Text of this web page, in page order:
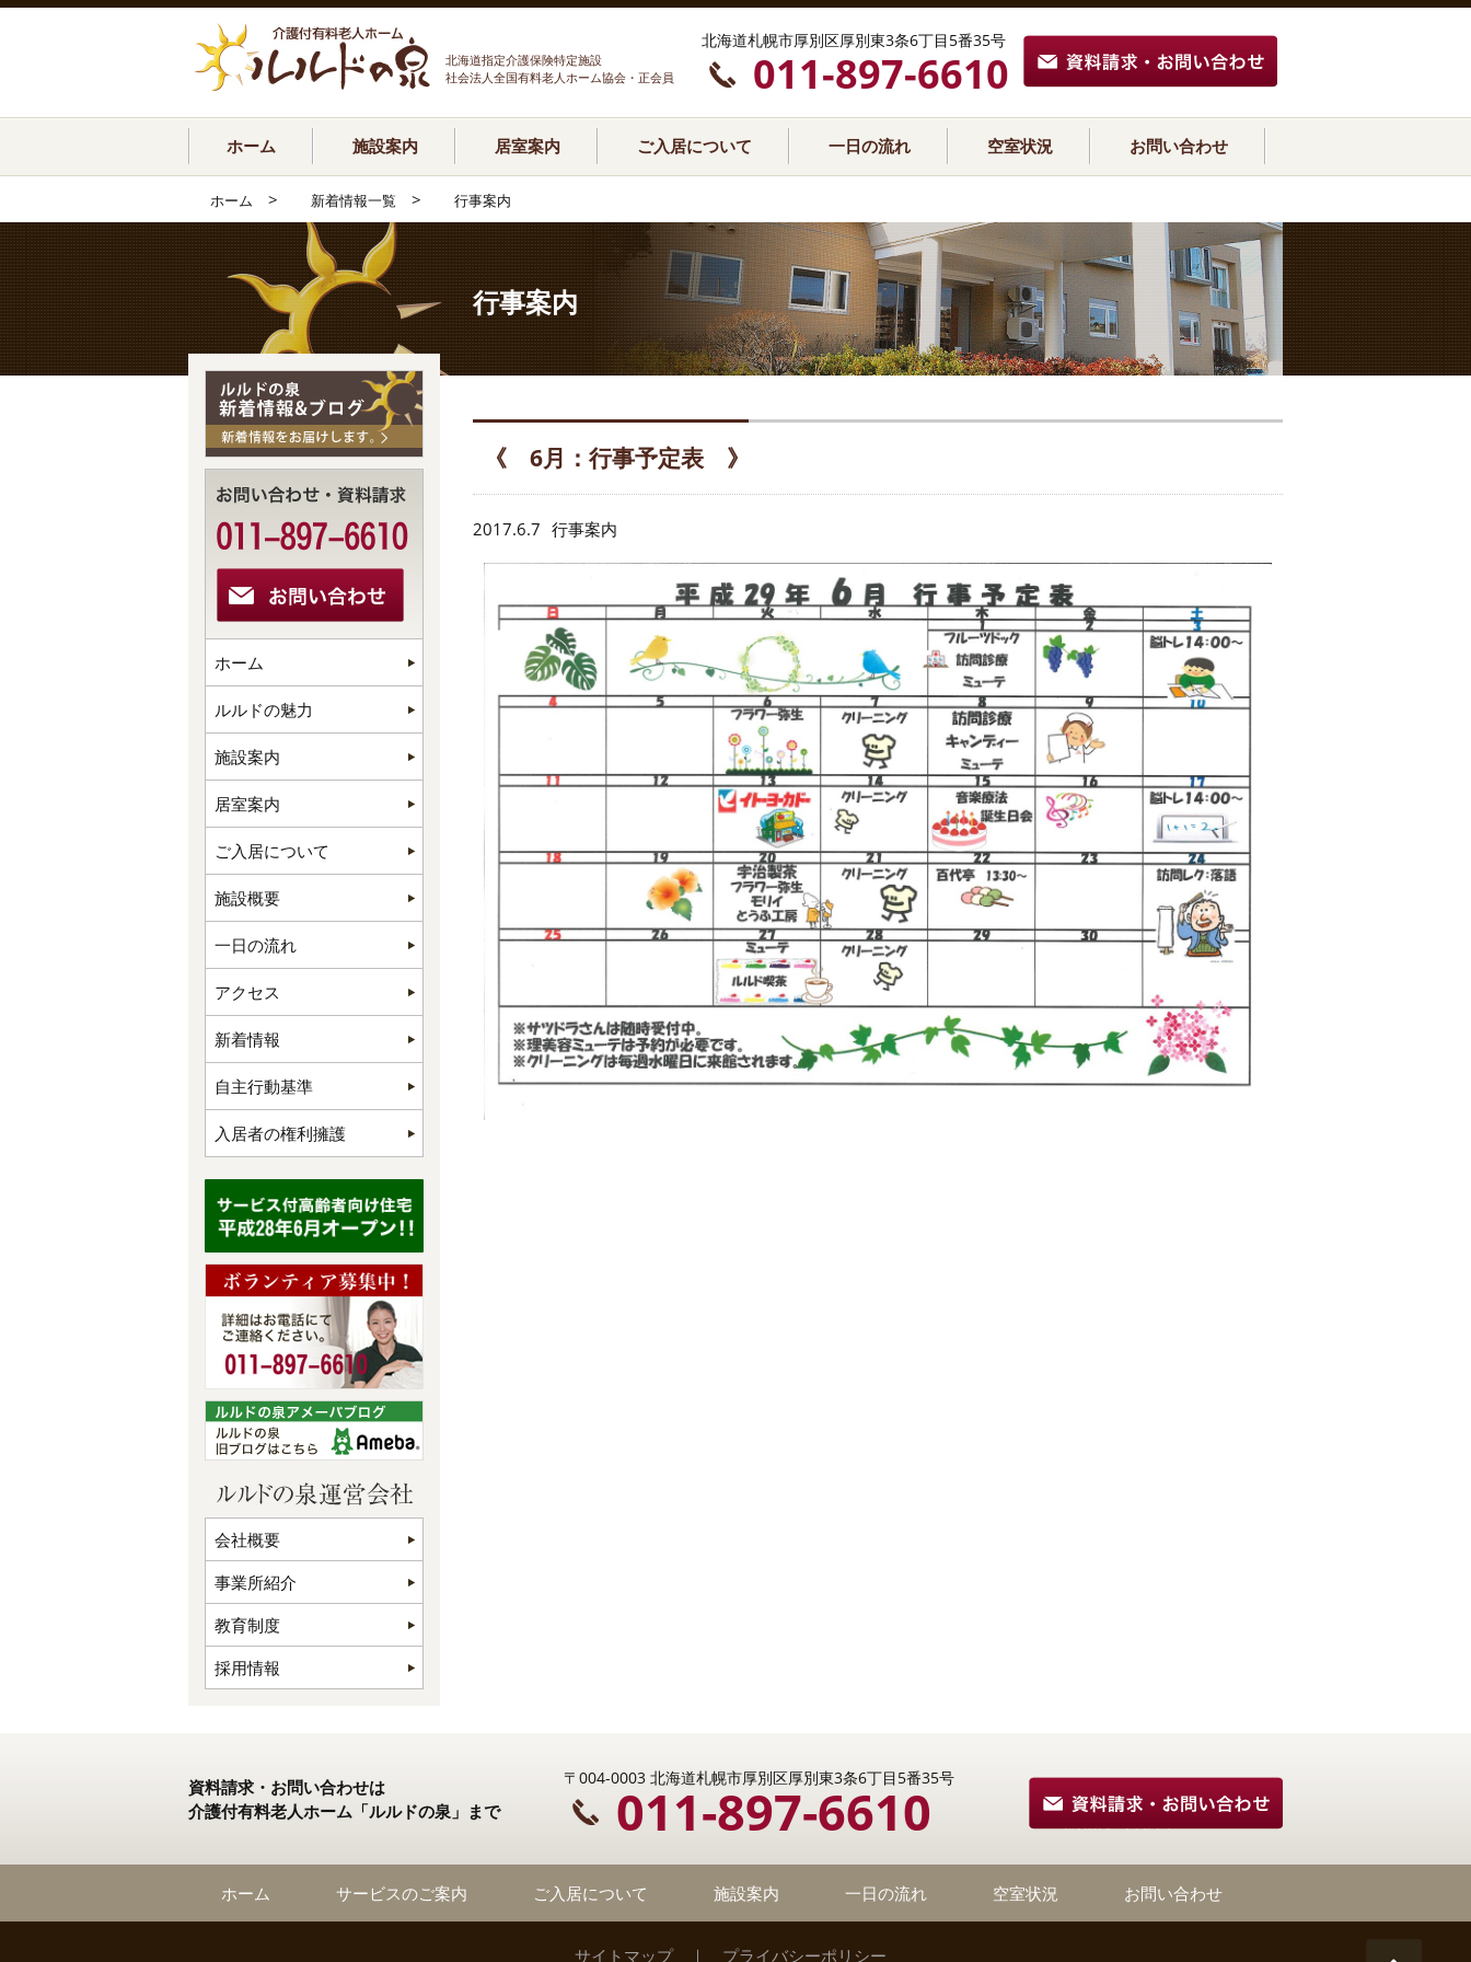
北海道指定介護保険特定施設
社会法人全国有料老人ホーム協会・正会員
北海道札幌市厚別区厚別東3条6丁目5番35号
011-897-6610
ホーム 施設案内 居室案内 ご入居について 一日の流れ 空室状況 お問い合わせ
ホーム > 新着情報一覧 > 行事案内
行事案内
《 6月：行事予定表 》
2017.6.7 行事案内
ホーム
ルルドの魅力
施設案内
居室案内
ご入居について
施設概要
一日の流れ
アクセス
新着情報
自主行動基準
入居者の権利擁護
会社概要
事業所紹介
教育制度
採用情報
資料請求・お問い合わせは
介護付有料老人ホーム「ルルドの泉」まで
〒004-0003 北海道札幌市厚別区厚別東3条6丁目5番35号
011-897-6610
ホーム サービスのご案内 ご入居について 施設案内 一日の流れ 空室状況 お問い合わせ
サイトマップ｜ プライバシーポリシー